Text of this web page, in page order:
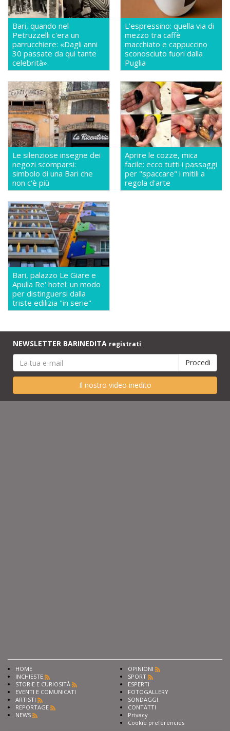
Bari, quando nel
Petruzzelli c'era un
parrucchiere: «Dagli anni
30 passate da qui tante
celebrità»
L'espressino: quella via di
mezzo tra caffè
macchiato e cappuccino
sconosciuto fuori dalla
Puglia
Le silenziose insegne dei
negozi scomparsi:
simbolo di una Bari che
non c'è più
Aprire le cozze, mica
facile: ecco tutti i passaggi
per "spaccare" i mitili a
regola d'arte
Bari, palazzo Le Giare e
Apulia Re' hotel: un modo
per distinguersi dalla
triste edilizia "in serie"
NEWSLETTER BARINEDITA registrati
Il nostro video inedito
HOME
INCHIESTE
STORIE E CURIOSITÀ
EVENTI E COMUNICATI
ARTISTI
REPORTAGE
NEWS
OPINIONI
SPORT
ESPERTI
FOTOGALLERY
SONDAGGI
CONTATTI
Privacy
Cookie preferencies